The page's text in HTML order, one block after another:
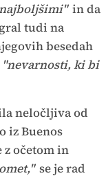
in da
tudi na
besedah
"nevarnosti, ki bi
neločljiva od
iz Buenos
očetom in
se je rad